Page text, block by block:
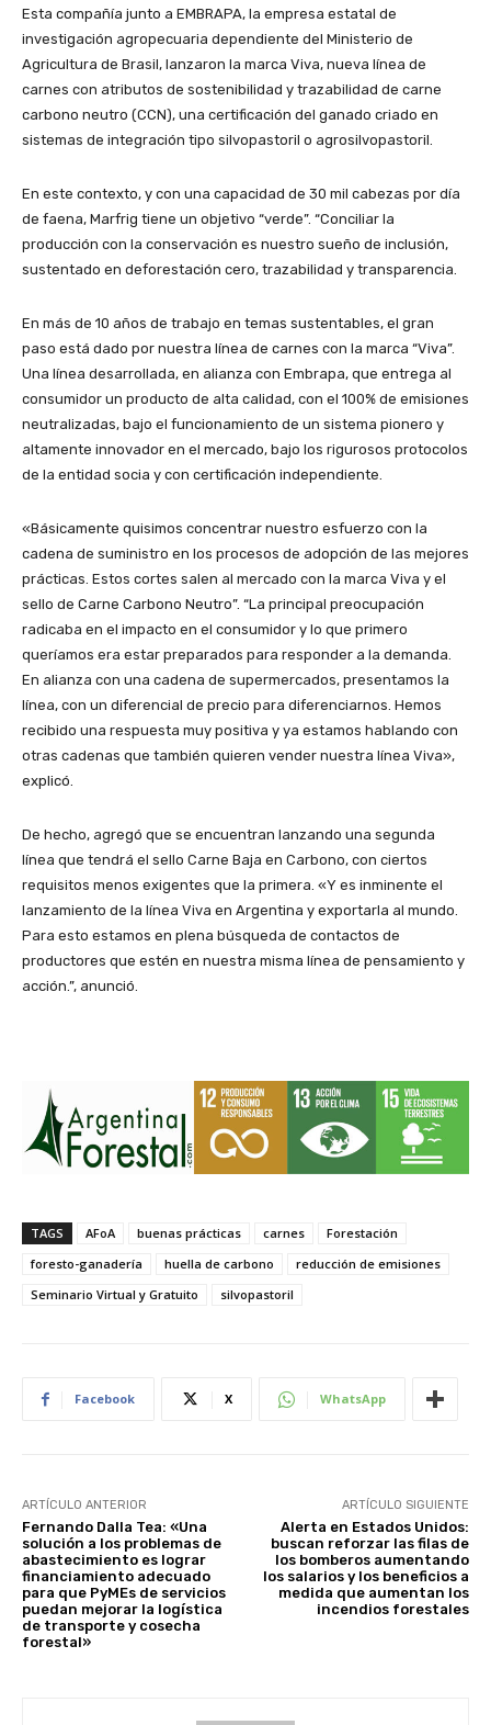
Esta compañía junto a EMBRAPA, la empresa estatal de
investigación agropecuaria dependiente del Ministerio de
Agricultura de Brasil, lanzaron la marca Viva, nueva línea de
carnes con atributos de sostenibilidad y trazabilidad de carne
carbono neutro (CCN), una certificación del ganado criado en
sistemas de integración tipo silvopastoril o agrosilvopastoril.
En este contexto, y con una capacidad de 30 mil cabezas por día
de faena, Marfrig tiene un objetivo “verde”. “Conciliar la
producción con la conservación es nuestro sueño de inclusión,
sustentado en deforestación cero, trazabilidad y transparencia.
En más de 10 años de trabajo en temas sustentables, el gran
paso está dado por nuestra línea de carnes con la marca “Viva”.
Una línea desarrollada, en alianza con Embrapa, que entrega al
consumidor un producto de alta calidad, con el 100% de emisiones
neutralizadas, bajo el funcionamiento de un sistema pionero y
altamente innovador en el mercado, bajo los rigurosos protocolos
de la entidad socia y con certificación independiente.
«Básicamente quisimos concentrar nuestro esfuerzo con la
cadena de suministro en los procesos de adopción de las mejores
prácticas. Estos cortes salen al mercado con la marca Viva y el
sello de Carne Carbono Neutro”. “La principal preocupación
radicaba en el impacto en el consumidor y lo que primero
queríamos era estar preparados para responder a la demanda.
En alianza con una cadena de supermercados, presentamos la
línea, con un diferencial de precio para diferenciarnos. Hemos
recibido una respuesta muy positiva y ya estamos hablando con
otras cadenas que también quieren vender nuestra línea Viva»,
explicó.
De hecho, agregó que se encuentran lanzando una segunda
línea que tendrá el sello Carne Baja en Carbono, con ciertos
requisitos menos exigentes que la primera. «Y es inminente el
lanzamiento de la línea Viva en Argentina y exportarla al mundo.
Para esto estamos en plena búsqueda de contactos de
productores que estén en nuestra misma línea de pensamiento y
acción.”, anunció.
TAGS AFoA buenas prácticas carnes
Forestación
foresto-ganadería
huella de carbono
reducción de emisiones
Seminario Virtual y Gratuito
silvopastoril
Facebook X WhatsApp
ARTÍCULO ANTERIOR
Fernando Dalla Tea: «Una
solución a los problemas de
abastecimiento es lograr
financiamiento adecuado
para que PyMEs de servicios
puedan mejorar la logística
de transporte y cosecha
forestal»
ARTÍCULO SIGUIENTE
Alerta en Estados Unidos:
buscan reforzar las filas de
los bomberos aumentando
los salarios y los beneficios a
medida que aumentan los
incendios forestales